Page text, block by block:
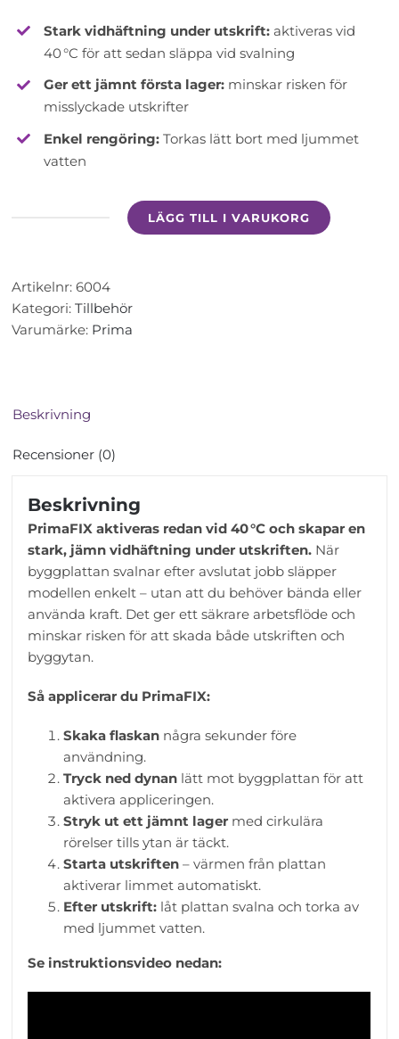
Stark vidhäftning under utskrift: aktiveras vid
40 °C för att sedan släppa vid svalning
Ger ett jämnt första lager: minskar risken för
misslyckade utskrifter
Enkel rengöring: Torkas lätt bort med ljummet
vatten
-
PLA
lim
LÄGG TILL I VARUKORG
Artikelnr:6004
Kategori:Tillbehör
Varumärke: Prima
Beskrivning
Recensioner (0)
Beskrivning
PrimaFIX aktiveras redan vid 40 °C och skapar en
stark, jämn vidhäftning under utskriften. När
byggplattan svalnar efter avslutat jobb släpper
modellen enkelt – utan att du behöver bända eller
använda kraft. Det ger ett säkrare arbetsflöde och
minskar risken för att skada både utskriften och
byggytan.
Så applicerar du PrimaFIX:
Skaka flaskan några sekunder före
användning.
Tryck ned dynan lätt mot byggplattan för att
aktivera appliceringen.
Stryk ut ett jämnt lager med cirkulära
rörelser tills ytan är täckt.
Starta utskriften – värmen från plattan
aktiverar limmet automatiskt.
Efter utskrift: låt plattan svalna och torka av
med ljummet vatten.
Se instruktionsvideo nedan: